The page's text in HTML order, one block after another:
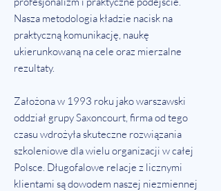
Nasza metodologia kładzie nacisk na
praktyczną komunikację, naukę
ukierunkowaną na cele oraz mierzalne
rezultaty.
Założona w 1993 roku jako warszawski
oddział grupy Saxoncourt, firma od tego
czasu wdrożyła skuteczne rozwiązania
szkoleniowe dla wielu organizacji w całej
Polsce. Długofalowe relacje z licznymi
klientami są dowodem naszej niezmiennej